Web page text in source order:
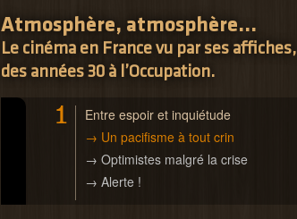
Atmosphère, atmosphère...
Le cinéma en France vu par ses affiches,
des années 30 à l’Occupation.
Entre espoir et inquiétude
1
→ Un pacifisme à tout crin
→ Optimistes malgré la crise
→ Alerte !